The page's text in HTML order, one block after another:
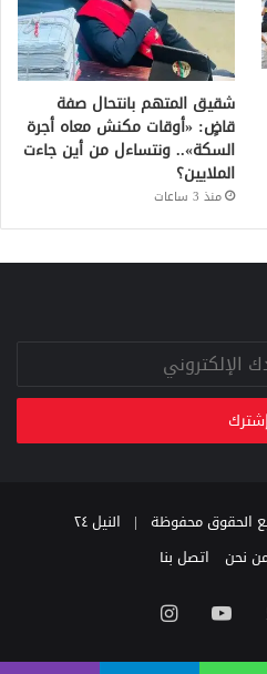
شقيق المتهم بانتحال صفة
قاضٍ: «أوقات مكنش معاه أجرة
السكة».. ونتساءل من أين جاءت
الملايين؟
منذ 3 ساعات
النيل ٢٤
نحن اتصل بنا
تويتر يوتيوب